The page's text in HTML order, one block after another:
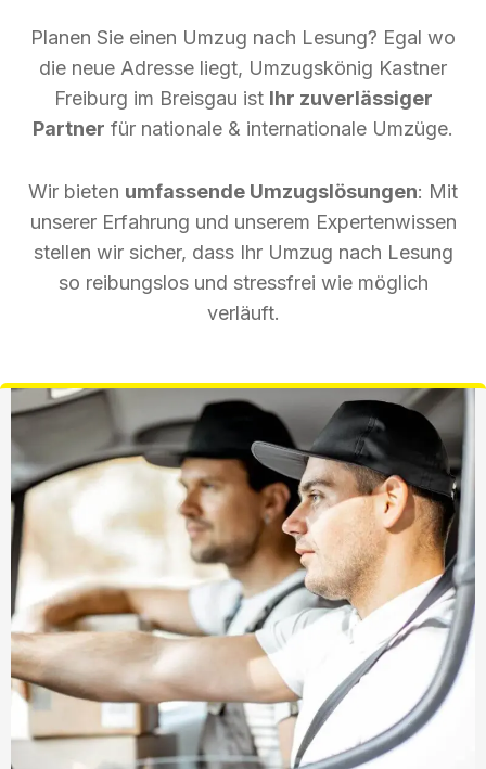
Planen Sie einen Umzug nach Lesung? Egal wo
die neue Adresse liegt, Umzugskönig Kastner
Freiburg im Breisgau ist Ihr zuverlässiger
Partner für nationale & internationale Umzüge.
Wir bieten umfassende Umzugslösungen: Mit
unserer Erfahrung und unserem Expertenwissen
stellen wir sicher, dass Ihr Umzug nach Lesung
so reibungslos und stressfrei wie möglich
verläuft.